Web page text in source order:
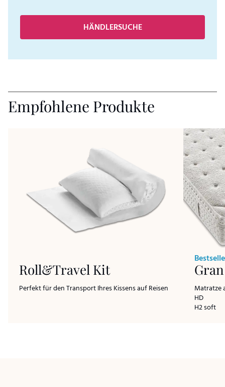
HÄNDLERSUCHE
Empfohlene Produkte
Roll&Travel Kit
Perfekt für den Transport Ihres Kissens auf Reisen
Matratze
HD
H2 soft